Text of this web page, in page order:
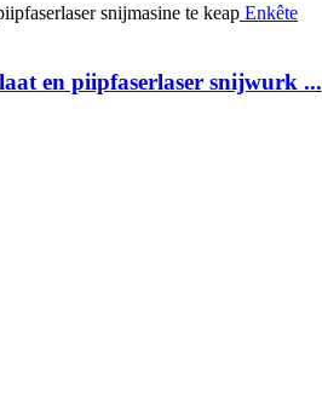
Enkête
en piipfaserlaser snijwurk ...